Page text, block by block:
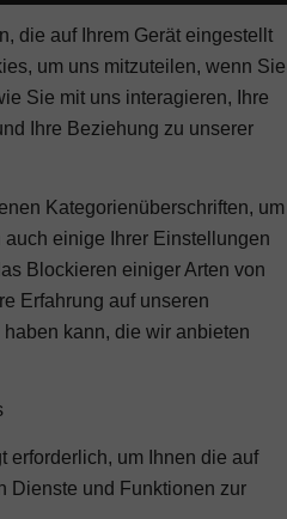
die auf Ihrem Gerät eingestellt
um uns mitzuteilen, wenn Sie
Sie mit uns interagieren, Ihre
Ihre Beziehung zu unserer
Kategorienüberschriften, um
einige Ihrer Einstellungen
Blockieren einiger Arten von
Erfahrung auf unseren
kann, die wir anbieten
erforderlich, um Ihnen die auf
Dienste und Funktionen zur